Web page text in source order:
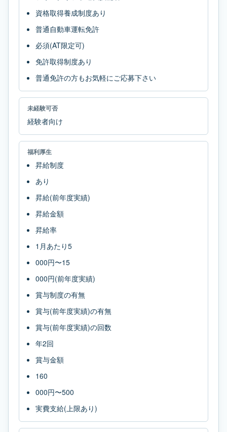
資格取得養成制度あり
普通自動車運転免許
必須(AT限定可)
免許取得制度あり
普通免許の方もお気軽にご応募下さい
未経験可否
経験者向け
福利厚生
昇給制度
あり
昇給(前年度実績)
昇給金額
昇給率
1月あたり5
000円〜15
000円(前年度実績)
賞与制度の有無
賞与(前年度実績)の有無
賞与(前年度実績)の回数
年2回
賞与金額
160
000円〜500
実費支給(上限あり)